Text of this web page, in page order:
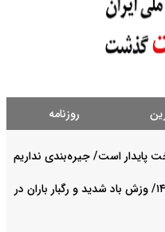
روزنامه
پایدار است/ جیره‌بندی نداریم
پیش بینی هوای کرمان فردا ۱۶ مرداد ۱۴۰۵/ وزش باد شدید و رگبار باران در